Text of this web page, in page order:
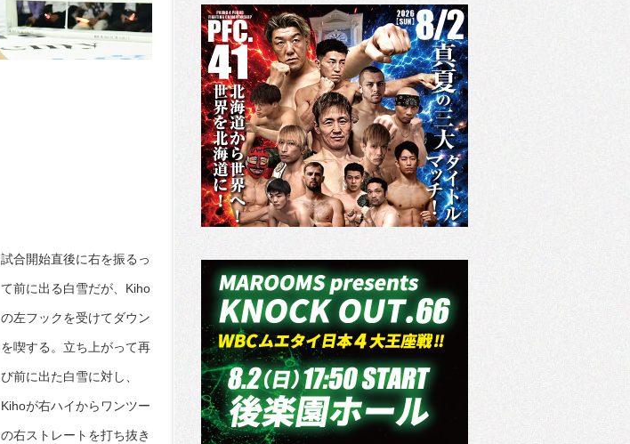
試合開始直後に右を振るっ
て前に出る白雪だが、Kiho
の左フックを受けてダウン
を喫する。立ち上がって再
び前に出た白雪に対し、
Kihoが右ハイからワンツー
の右ストレートを打ち抜き